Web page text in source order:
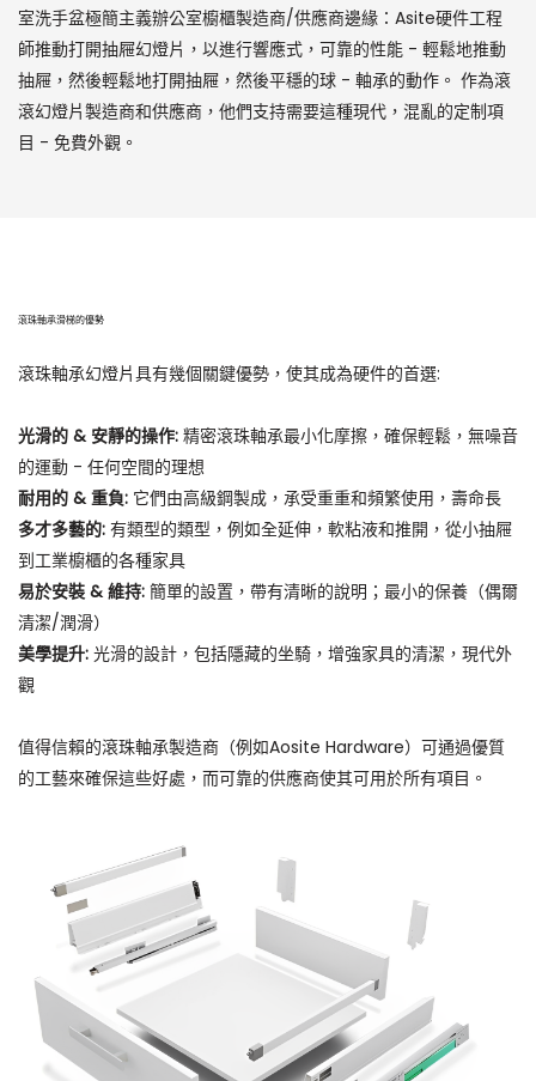
室洗手盆極簡主義辦公室櫥櫃製造商/供應商邊緣：Asite硬件工程
師推動打開抽屜幻燈片，以進行響應式，可靠的性能 - 輕鬆地推動
抽屜，然後輕鬆地打開抽屜，然後平穩的球 - 軸承的動作。 作為滾
滾幻燈片製造商和供應商，他們支持需要這種現代，混亂的定制項
目 - 免費外觀。
滾珠軸承滑梯的優勢
滾珠軸承幻燈片具有幾個關鍵優勢，使其成為硬件的首選:
光滑的 & 安靜的操作: 精密滾珠軸承最小化摩擦，確保輕鬆，無噪音
的運動 - 任何空間的理想
耐用的 & 重負: 它們由高級鋼製成，承受重重和頻繁使用，壽命長
多才多藝的: 有類型的類型，例如全延伸，軟粘液和推開，從小抽屜
到工業櫥櫃的各種家具
易於安裝 & 維持: 簡單的設置，帶有清晰的說明；最小的保養（偶爾
清潔/潤滑）
美學提升: 光滑的設計，包括隱藏的坐騎，增強家具的清潔，現代外
觀
值得信賴的滾珠軸承製造商（例如Aosite Hardware）可通過優質
的工藝來確保這些好處，而可靠的供應商使其可用於所有項目。